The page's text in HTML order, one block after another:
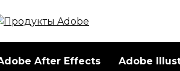
After Effects Adobe